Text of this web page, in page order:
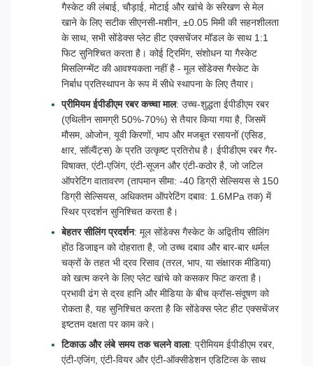
गैस्केट की लंबाई, चौड़ाई, मोटाई और खांचे के संरेखण से मेल
खाने के लिए सटीक सीएनसी-मशीन, ±0.05 मिमी की सहनशीलता
के साथ, सभी सोंडेक्स प्लेट हीट एक्सचेंजर मॉडल के साथ 1:1
फिट सुनिश्चित करता है। कोई ट्रिमिंग, संशोधन या गैस्केट
मिसलिग्न्मेंट की आवश्यकता नहीं है - मूल सोंडेक्स गैस्केट के
निर्बाध प्रतिस्थापन के रूप में सीधे स्थापना के लिए तैयार।
प्रीमियम ईपीडीएम रबर कच्चा माल: उच्च-शुद्धता ईपीडीएम रबर
(एथिलीन सामग्री 50%-70%) से तैयार किया गया है, जिसमें
मौसम, ओजोन, यूवी किरणों, भाप और मजबूत रसायनों (एसिड,
क्षार, सॉल्वैंट्स) के प्रति उत्कृष्ट प्रतिरोध है। ईपीडीएम रबर गैर-
विषाक्त, एंटी-एजिंग, एंटी-सूजन और एंटी-कठोर है, जो जटिल
ऑपरेटिंग वातावरण (तापमान सीमा: -40 डिग्री सेल्सियस से 150
डिग्री सेल्सियस, अधिकतम ऑपरेटिंग दबाव: 1.6MPa तक) में
स्थिर प्रदर्शन सुनिश्चित करता है।
बेहतर सीलिंग प्रदर्शन: मूल सोंडेक्स गैस्केट के अद्वितीय सीलिंग
होंठ डिजाइन को दोहराता है, जो उच्च दबाव और बार-बार थर्मल
चक्रों के तहत भी द्रव रिसाव (तरल, भाप, या संक्षारक मीडिया)
को खत्म करने के लिए प्लेट खांचे को कसकर फिट करता है।
प्रभावी ढंग से द्रव हानि और मीडिया के बीच क्रॉस-संदूषण को
रोकता है, यह सुनिश्चित करता है कि सोंडेक्स प्लेट हीट एक्सचेंजर
इष्टतम दक्षता पर काम करे।
टिकाऊ और लंबे समय तक चलने वाला: प्रीमियम ईपीडीएम रबर,
एंटी-एजिंग, एंटी-वियर और एंटी-ऑक्सीडेशन एडिटिव्स के साथ